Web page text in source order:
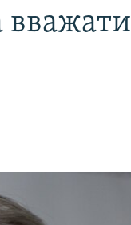
вважати